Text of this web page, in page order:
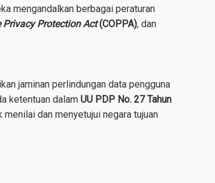
mengandalkan berbagai peraturan
Privacy Protection Act(COPPA), dan
jaminan perlindungan data pengguna
ketentuan dalam UU PDP No. 27 Tahun
dan menyetujui negara tujuan